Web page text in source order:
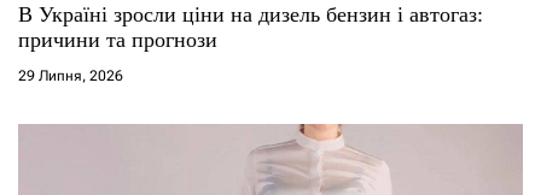
В Україні зросли ціни на дизель бензин і автогаз:
причини та прогнози
29 Липня, 2026